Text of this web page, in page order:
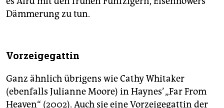
Dämmerung zu tun.
Vorzeigegattin
Ganz ähnlich übrigens wie Cathy Whitaker
(ebenfalls Julianne Moore) in Haynes’ „Far From
Heaven“ (2002). Auch sie eine Vorzeigegattin der